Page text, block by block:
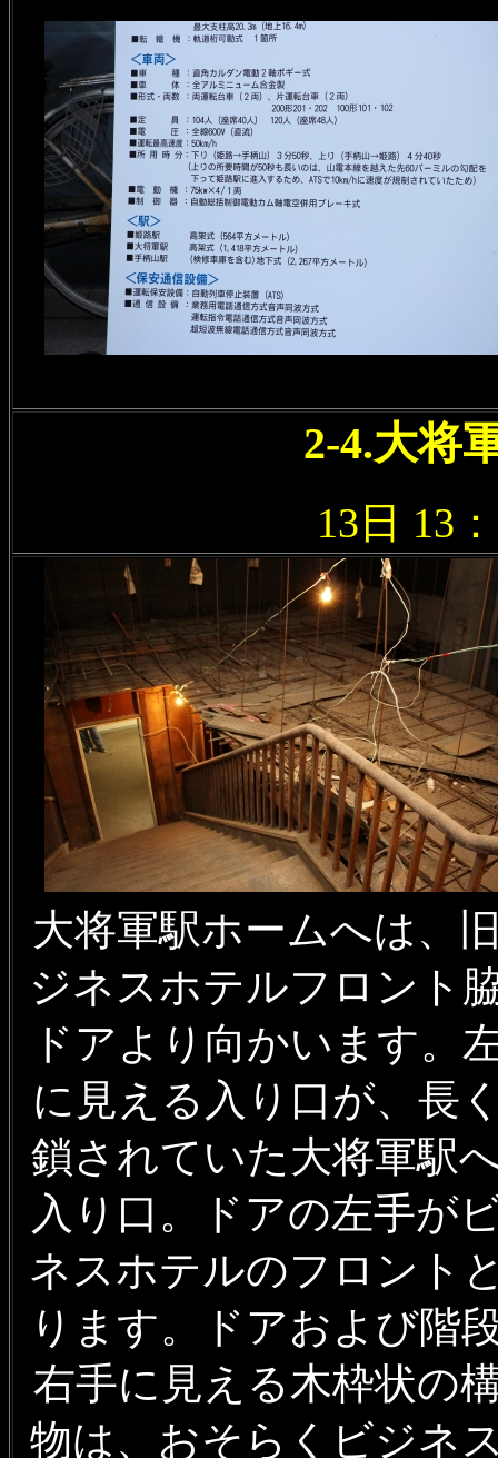
2-4.大将
13日 13
大将軍駅ホームへは、
ジネスホテルフロント
ドアより向かいます。
に見える入り口が、長
鎖されていた大将軍駅
入り口。ドアの左手が
ネスホテルのフロント
ります。ドアおよび階
右手に見える木枠状の
物は、おそらくビジネ